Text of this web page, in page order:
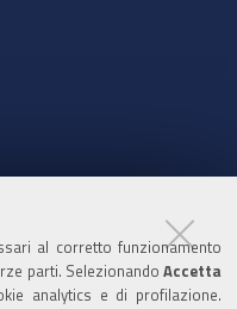
al corretto funzionamento
parti. Selezionando Accetta
analytics e di profilazione.